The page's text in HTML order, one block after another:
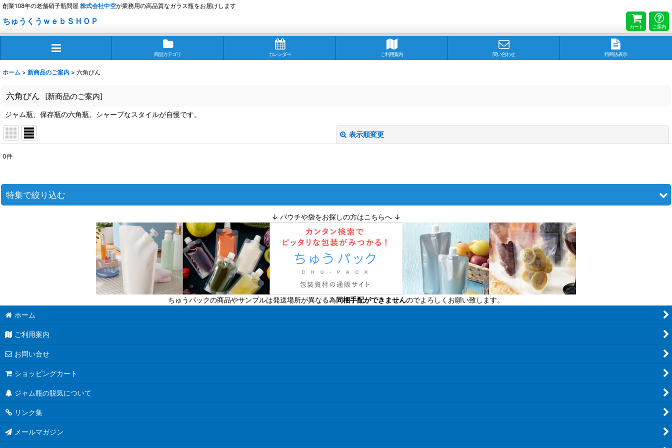
創業108年の老舗硝子瓶問屋 株式会社中空が業務用の高品質なガラス瓶をお届けします
ちゅうくうｗｅｂＳＨＯＰ
カート ご案内
商品カテゴリ カレンダー ご利用案内 問い合わせ 特商法表示
ホーム > 新商品のご案内 > 六角びん
六角びん [新商品のご案内]
ジャム瓶、保存瓶の六角瓶。シャープなスタイルが自慢です。
表示順変更
並び順 :
絞り込む
0件
特集で絞り込む
八角びん
角びん全て
マヨネーズびん
把手付びん
お酒のテイクアウト容器
人気のハーバリウム瓶
食べるラー油に
↓ パウチや袋をお探しの方はこちらへ ↓
ちゅうパックの商品やサンプルは発送場所が異なる為同梱手配ができませんのでよろしくお願い致します。
ホーム
ご利用案内
お問い合せ
ショッピングカート
ジャム瓶の脱気について
リンク集
メールマガジン